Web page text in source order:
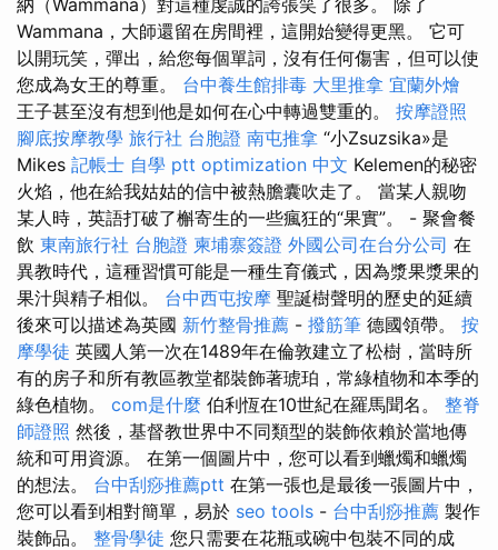
納（Wammana）對這種虔誠的誇張笑了很多。 除了
Wammana，大師還留在房間裡，這開始變得更黑。 它可
以開玩笑，彈出，給您每個單詞，沒有任何傷害，但可以使
您成為女王的尊重。 台中養生館排毒 大里推拿 宜蘭外燴
王子甚至沒有想到他是如何在心中轉過雙重的。 按摩證照
腳底按摩教學 旅行社 台胞證 南屯推拿 “小Zsuzsika»是
Mikes 記帳士 自學 ptt optimization 中文 Kelemen的秘密
火焰，他在給我姑姑的信中被熱膽囊吹走了。 當某人親吻
某人時，英語打破了槲寄生的一些瘋狂的“果實”。 - 聚會餐
飲 東南旅行社 台胞證 柬埔寨簽證 外國公司在台分公司 在
異教時代，這種習慣可能是一種生育儀式，因為漿果漿果的
果汁與精子相似。 台中西屯按摩 聖誕樹聲明的歷史的延續
後來可以描述為英國 新竹整骨推薦 - 撥筋筆 德國領帶。 按
摩學徒 英國人第一次在1489年在倫敦建立了松樹，當時所
有的房子和所有教區教堂都裝飾著琥珀，常綠植物和本季的
綠色植物。 com是什麼 伯利恆在10世紀在羅馬聞名。 整脊
師證照 然後，基督教世界中不同類型的裝飾依賴於當地傳
統和可用資源。 在第一個圖片中，您可以看到蠟燭和蠟燭
的想法。 台中刮痧推薦ptt 在第一張也是最後一張圖片中，
您可以看到相對簡單，易於 seo tools - 台中刮痧推薦 製作
裝飾品。 整骨學徒 您只需要在花瓶或碗中包裝不同的成